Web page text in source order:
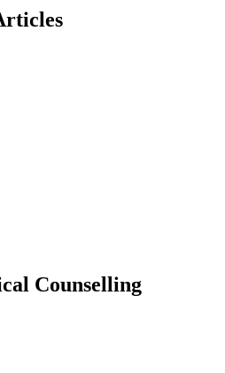
Counselling